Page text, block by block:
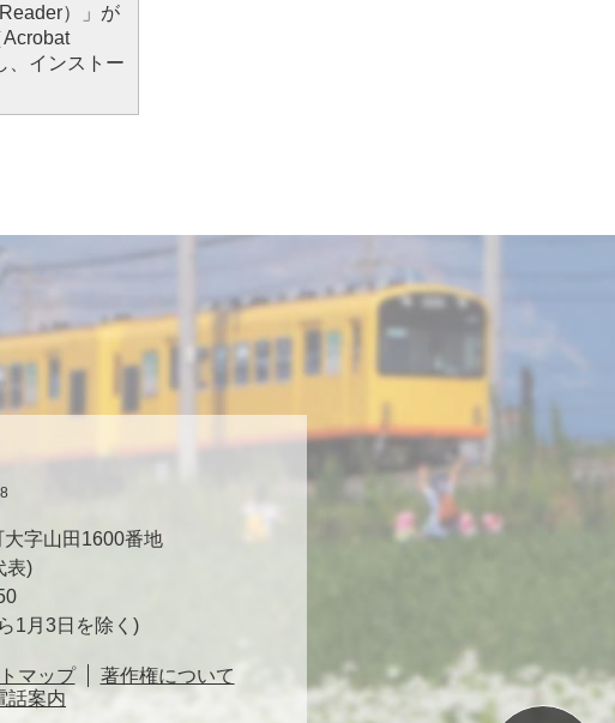
）」が
、インストー
字山田1600番地
表)
1月3日を除く)
マップ
著作権について
話案内